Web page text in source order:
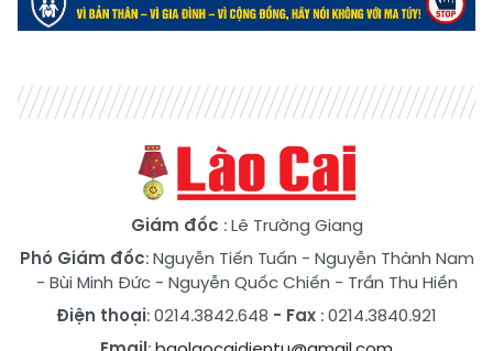
Giám đốc : Lê Trường Giang
Phó Giám đốc:Nguyễn Tiến Tuấn - Nguyễn Thành Nam
- Bùi Minh Đức- Nguyễn Quốc Chiến - Trần Thu Hiền
Điện thoại: 0214.3842.648 - Fax : 0214.3840.921